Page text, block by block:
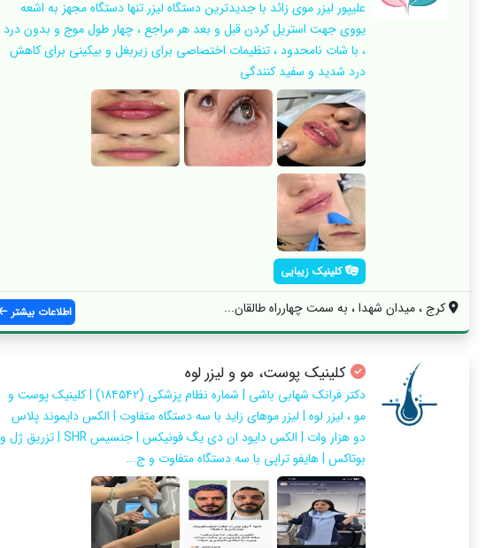
علیپور لیزر موی زائد با جدیدترین دستگاه لیزر تنها دستگاه مجهز به اشعه
یووی جهت استریل کردن قبل و بعد هر مراجع ، چهار طول موج و بدون درد
، با شات نامحدود ، تنظیمات اختصاصی برای زیربغل و بیکینی برای کاهش
درد شدید و سفید کنندگی
کلینیک زیبایی
کرج ، میدان شهدا ، به سمت چهارراه طالقان... اطلاعات بیشتر
کلینیک پوست، مو و لیزر لوه
دکتر فرانک شهابی باشی | شماره نظام پزشکی (۱۸۴۵۴۲) | کلینیک پوست و
مو ، لیزر لوه | لیزر موهای زاید با سه دستگاه متفاوت | الکس دایموند پلاس
دو هزار وات | الکس دایود ان دی یگ فونیکس | جنسیس SHR | تزریق ژل و
بوتاکس | هایفو تراپی با سه دستگاه متفاوت و ج...